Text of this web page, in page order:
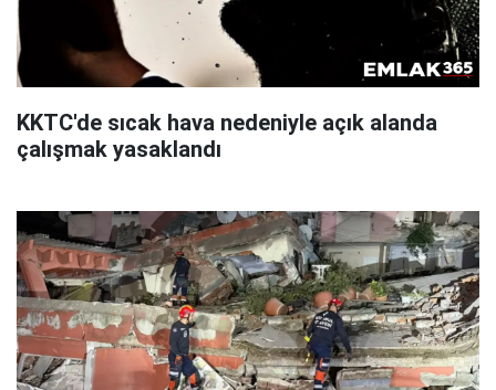
KKTC'de sıcak hava nedeniyle açık alanda
çalışmak yasaklandı